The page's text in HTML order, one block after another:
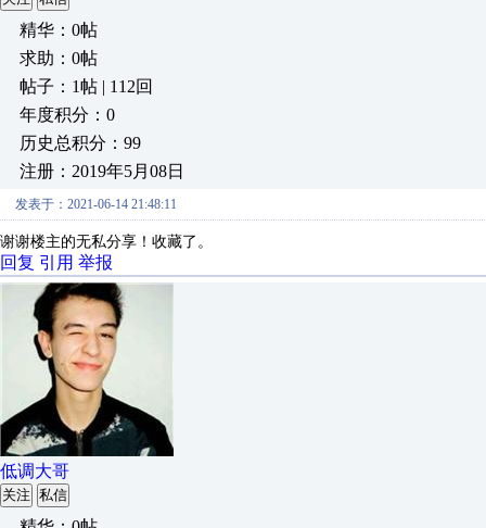
精华：0帖
求助：0帖
帖子：1帖 | 112回
年度积分：0
历史总积分：99
注册：2019年5月08日
发表于：2021-06-14 21:48:11
谢谢楼主的无私分享！收藏了。
回复 引用 举报
低调大哥
关注 私信